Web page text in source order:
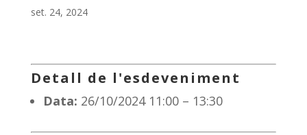
set. 24, 2024
Detall de l'esdeveniment
Data: 26/10/2024 11:00– 13:30